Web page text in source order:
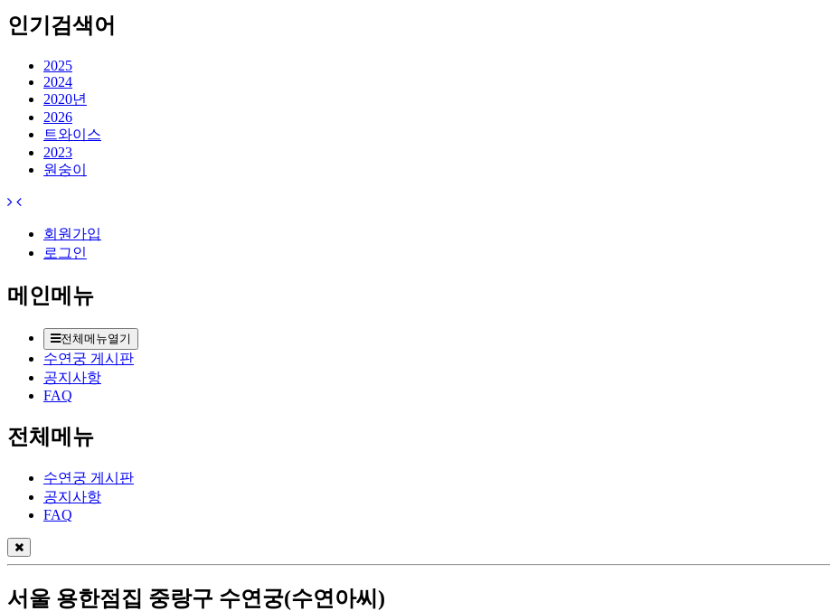
인기검색어
2025
2024
2020년
2026
트와이스
2023
원숭이
회원가입
로그인
메인메뉴
전체메뉴열기
수연궁 게시판
공지사항
FAQ
전체메뉴
수연궁 게시판
공지사항
FAQ
서울 용한점집 중랑구 수연궁(수연아씨)